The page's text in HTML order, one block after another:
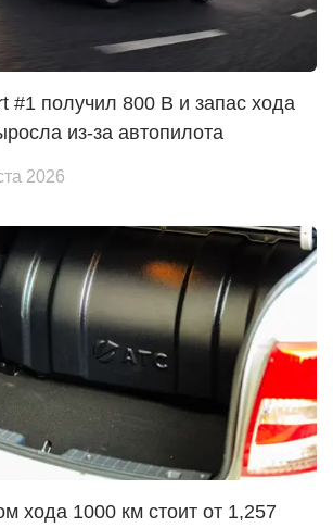
#1 получил 800 В и запас хода
из-за автопилота
2026
хода 1000 км стоит от 1,257